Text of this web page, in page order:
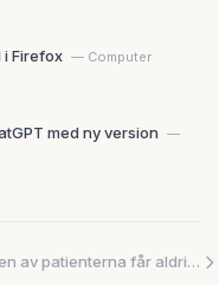
i Firefox — Computer
med ny version —
Hälften av patienterna får aldrig sina läkemedel – amerikanskt AI-företag får 500 miljoner för att lösa problemet